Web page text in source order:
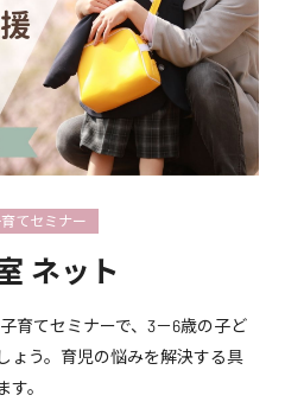
ネット
育てセミナーで、3－6歳の子ど
ょう。育児の悩みを解決する具
。
てセミナー